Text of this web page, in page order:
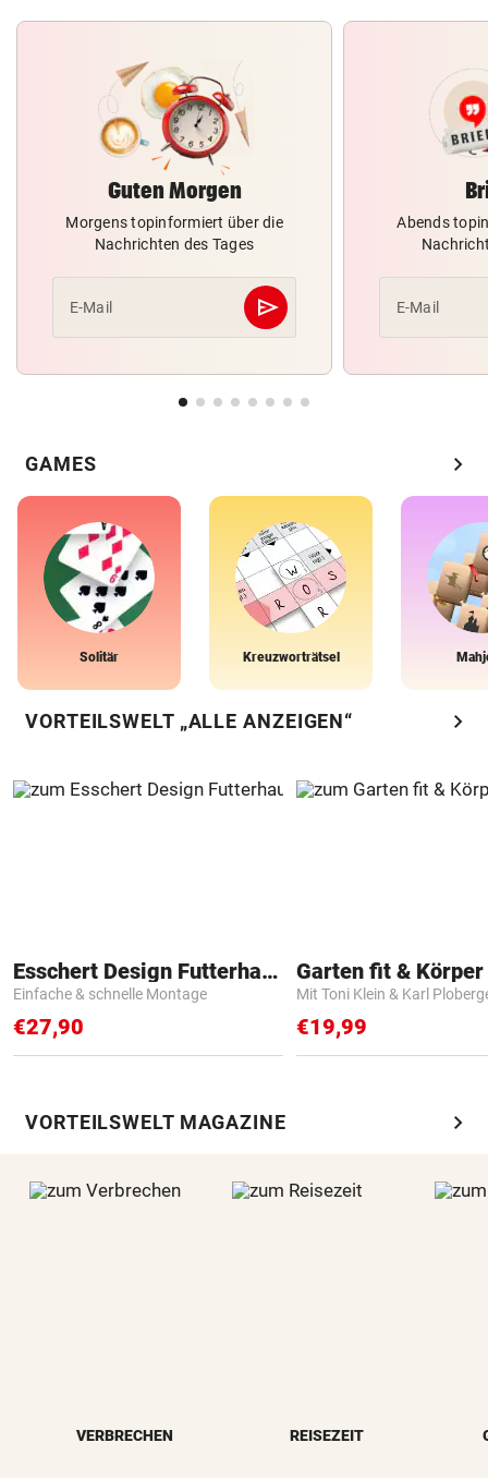
Guten Morgen
Morgens topinformiert über die
Nachrichten des Tages
E-Mail send
Abschicken
Abends
E-Mail
GAMES chevron_right
Solitär Kreuzworträtsel
VORTEILSWELT „ALLE ANZEIGEN“ chevron_right
Esschert Design Futterhaus
Einfache & schnelle Montage
€27,90
Garten fit &
Mit Toni Klein & Karl
€19,99
VORTEILSWELT MAGAZINE chevron_right
VERBRECHEN REISEZEIT